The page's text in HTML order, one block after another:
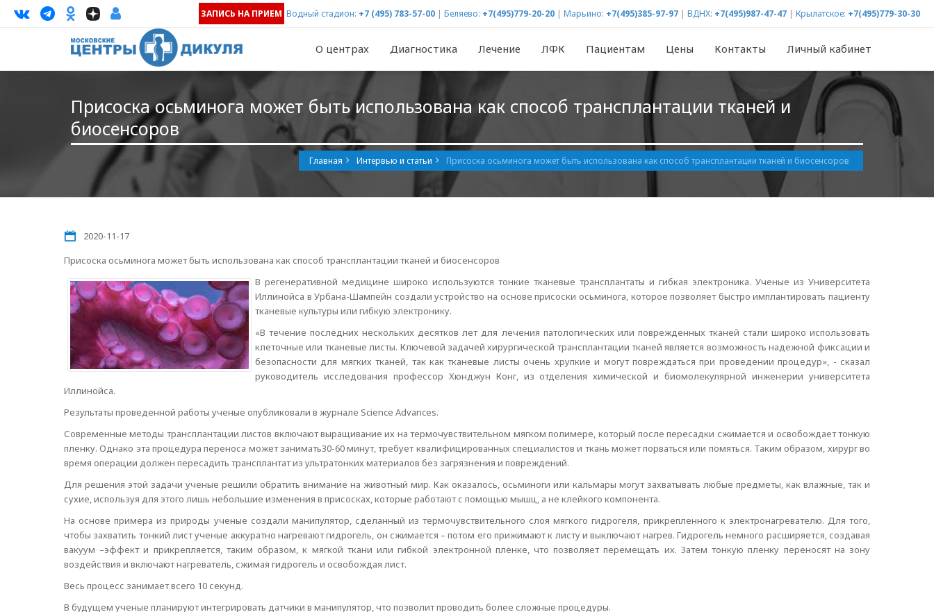
ЗАПИСЬ НА ПРИЕМ Водный стадион: +7 (495) 783-57-00 | Беляево: +7(495)779-20-20 | Марьино: +7(495)385-97-97 | ВДНХ: +7(495)987-47-47 | Крылатское: +7(495)779-30-30
О центрах Диагностика Лечение ЛФК Пациентам Цены Контакты Личный кабинет
Присоска осьминога может быть использована как способ трансплантации тканей и
биосенсоров
Главная Интервью и статьи Присоска осьминога может быть использована как способ трансплантации тканей и биосенсоров
2020-11-17
Присоска осьминога может быть использована как способ трансплантации тканей и биосенсоров
В регенеративной медицине широко используются тонкие тканевые трансплантаты и гибкая электроника. Ученые из Университета
Иллинойса в Урбана-Шампейн создали устройство на основе присоски осьминога, которое позволяет быстро имплантировать пациенту
тканевые культуры или гибкую электронику.
«В течение последних нескольких десятков лет для лечения патологических или поврежденных тканей стали широко использовать
клеточные или тканевые листы. Ключевой задачей хирургической трансплантации тканей является возможность надежной фиксации и
безопасности для мягких тканей, так как тканевые листы очень хрупкие и могут повреждаться при проведении процедур», - сказал
руководитель исследования профессор Хюнджун Конг, из отделения химической и биомолекулярной инженерии университета
Иллинойса.
Результаты проведенной работы ученые опубликовали в журнале Science Advances.
Современные методы трансплантации листов включают выращивание их на термочувствительном мягком полимере, который после пересадки сжимается и освобождает тонкую
пленку. Однако эта процедура переноса может занимать30-60 минут, требует квалифицированных специалистов и ткань может порваться или помяться. Таким образом, хирург во
время операции должен пересадить трансплантат из ультратонких материалов без загрязнения и повреждений.
Для решения этой задачи ученые решили обратить внимание на животный мир. Как оказалось, осьминоги или кальмары могут захватывать любые предметы, как влажные, так и
сухие, используя для этого лишь небольшие изменения в присосках, которые работают с помощью мышц, а не клейкого компонента.
На основе примера из природы ученые создали манипулятор, сделанный из термочувствительного слоя мягкого гидрогеля, прикрепленного к электронагревателю. Для того,
чтобы захватить тонкий лист ученые аккуратно нагревают гидрогель, он сжимается – потом его прижимают к листу и выключают нагрев. Гидрогель немного расширяется, создавая
вакуум –эффект и прикрепляется, таким образом, к мягкой ткани или гибкой электронной пленке, что позволяет перемещать их. Затем тонкую пленку переносят на зону
воздействия и включают нагреватель, сжимая гидрогель и освобождая лист.
Весь процесс занимает всего 10 секунд.
В будущем ученые планируют интегрировать датчики в манипулятор, что позволит проводить более сложные процедуры.